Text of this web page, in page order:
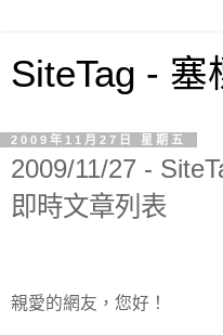
SiteTag - 塞
2009年11月27日 星期五
2009/11/27 -
即時文章列表
親愛的網友，您好！